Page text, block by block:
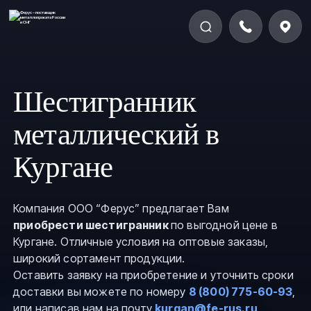
Шестигранник
металлический в
Кургане
Компания ООО “Ферус” предлагает Вам
приобрести шестигранникпо выгодной цене в
Кургане. Отличные условия на оптовые заказы,
широкий сортамент продукции.
Оставить заявку на приобретение и уточнить сроки
доставки вы можете по номеру 8 (800) 775-60-93,